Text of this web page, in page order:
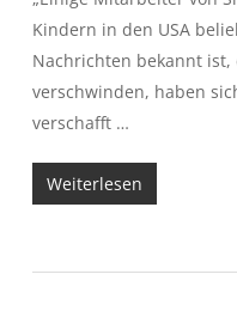
Kindern in den USA
Nachrichten bekannt ist,
verschwinden, haben
verschafft …
Weiterlesen